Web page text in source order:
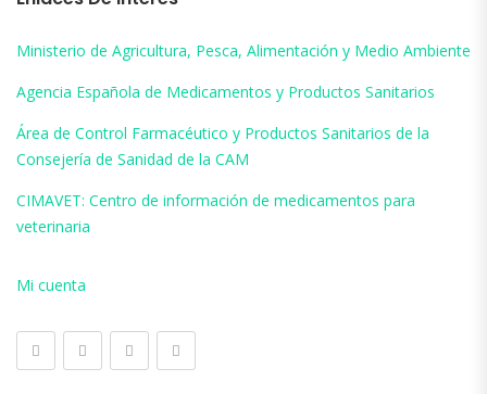
Ministerio de Agricultura, Pesca, Alimentación y Medio Ambiente
Agencia Española de Medicamentos y Productos Sanitarios
Área de Control Farmacéutico y Productos Sanitarios de la
Consejería de Sanidad de la CAM
CIMAVET: Centro de información de medicamentos para
veterinaria
Mi cuenta